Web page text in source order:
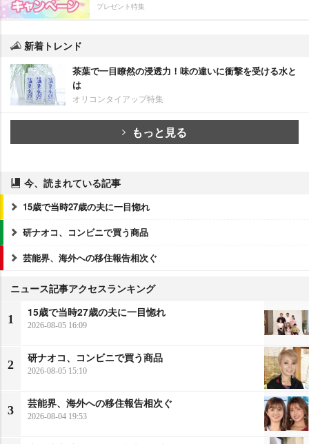
プレゼント特集
新着トレンド
茶葉で一目瞭然の浸透力！味の違いに衝撃を受ける水と
は
オリコンタイアップ特集
もっと見る
今、読まれている記事
15歳で当時27歳の夫に一目惚れ
研ナオコ、コンビニで買う商品
芸能界、海外への移住報告相次ぐ
ニュース記事アクセスランキング
1
15歳で当時27歳の夫に一目惚れ
2026-08-05 16:09
2
研ナオコ、コンビニで買う商品
2026-08-05 15:10
3
芸能界、海外への移住報告相次ぐ
2026-08-04 19:53